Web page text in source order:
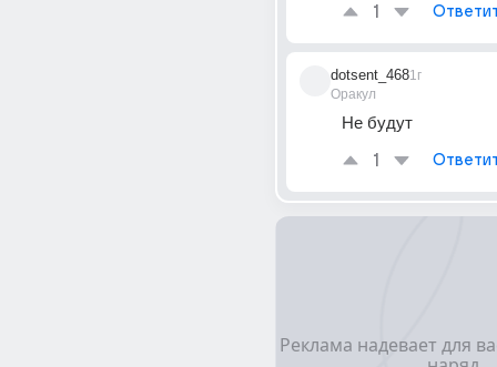
1
dotsent_468
Оракул
1г
Не будут
1